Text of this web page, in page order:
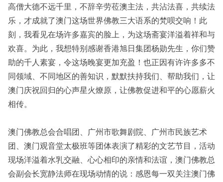
高僧大德不远千里，不辞辛劳莅澳主法，共沾法喜，共续法
乐，才成就了澳门这场世界佛教三大语系的梵呗交响！此
刻，我看见在场许多嘉宾的脸上，为这场斋宴洋溢着祥和与
欢喜。为此，我想特别感谢香港旭日集团杨勋先生，你们赞
助的千人素宴，令这场晚宴更加充盈！也正因有许许多多不
同领域、不同地区的善知识，默默扶持我们、帮助我们，让
澳门庆祝回归的心声星火燎原，让佛教促进和平的心愿薪火
相传。
澳门佛教总会合唱团、广州市歌舞剧院、广州市民族艺术
团、澳门观音堂太极班等团体表演了精彩的文艺节目，活动
现场洋溢着水乳交融、心心相印的亲情和法谊，澳门佛教总
会副会长宽静法师在现场动情的说：感恩每一双关注澳门佛